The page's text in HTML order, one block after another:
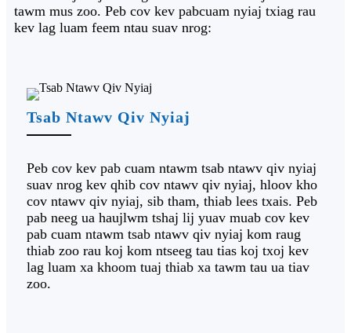
tawm mus zoo. Peb cov kev pabcuam nyiaj txiag rau
kev lag luam feem ntau suav nrog:
Tsab Ntawv Qiv Nyiaj
Peb cov kev pab cuam ntawm tsab ntawv qiv nyiaj
suav nrog kev qhib cov ntawv qiv nyiaj, hloov kho
cov ntawv qiv nyiaj, sib tham, thiab lees txais. Peb
pab neeg ua haujlwm tshaj lij yuav muab cov kev
pab cuam ntawm tsab ntawv qiv nyiaj kom raug
thiab zoo rau koj kom ntseeg tau tias koj txoj kev
lag luam xa khoom tuaj thiab xa tawm tau ua tiav
zoo.